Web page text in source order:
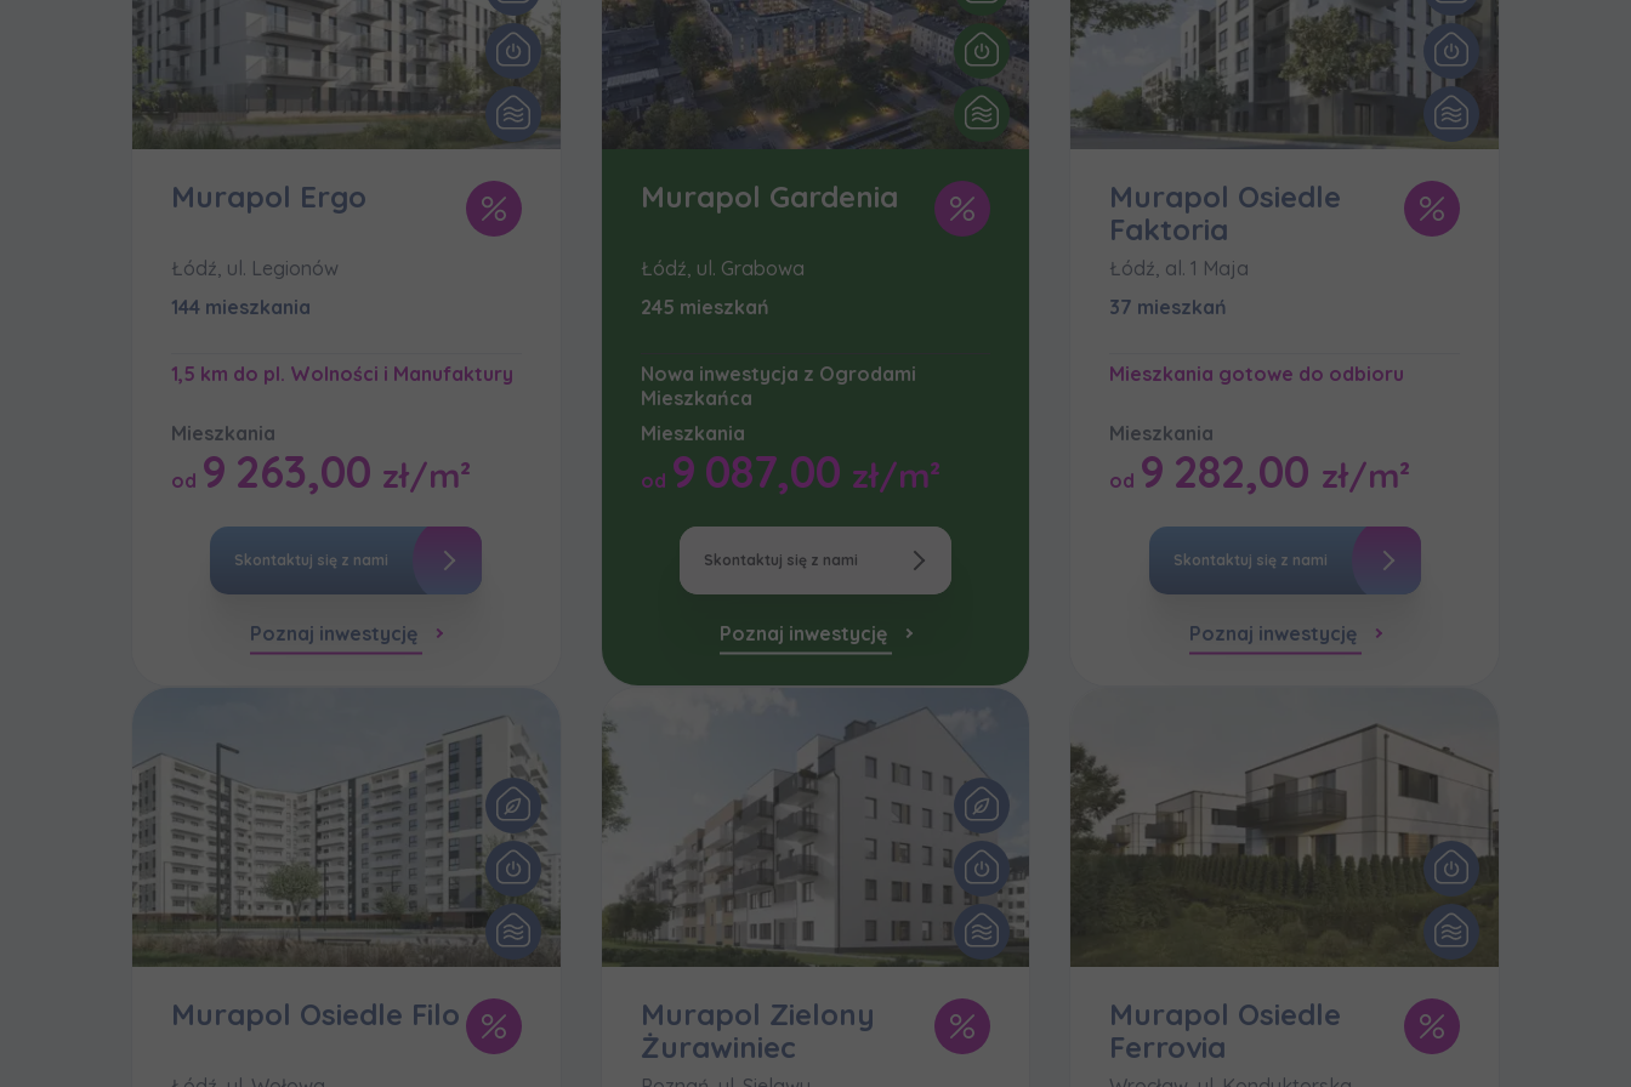
Murapol Ergo
Łódź, ul. Legionów
144 mieszkania
1,5 km do pl. Wolności i Manufaktury
Mieszkania
od 9 263,00 zł/m²
Skontaktuj się z nami
Poznaj inwestycję
Murapol Gardenia
Łódź, ul. Grabowa
245 mieszkań
Nowa inwestycja z Ogrodami
Mieszkańca
Mieszkania
od 9 087,00 zł/m²
Skontaktuj się z nami
Poznaj inwestycję
Murapol Osiedle
Faktoria
Łódź, al. 1 Maja
37 mieszkań
Mieszkania gotowe do odbioru
Mieszkania
od 9 282,00 zł/m²
Skontaktuj się z nami
Poznaj inwestycję
Murapol Osiedle Filo
Murapol Zielony
Żurawiniec
Murapol Osiedle
Ferrovia